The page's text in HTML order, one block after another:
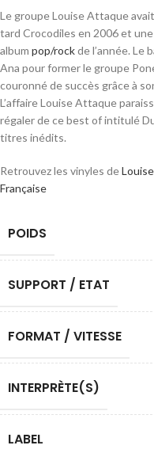
Le groupe Louise Attaque
tard Crocodiles en 2006 et une
album pop/rockde l’année. Le
Ana pour former le groupe
couronné de succès grâce à
L’affaire Louise Attaque
régaler de ce best of intitulé
titres inédits.
Retrouvez les vinyles de
Française
POIDS
SUPPORT / ETAT
FORMAT / VITESSE
INTERPRÈTE(S)
LABEL